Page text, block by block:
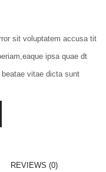
sit voluptatem accusa tit
ipsa quae dt
vitae dicta sunt
REVIEWS (0)